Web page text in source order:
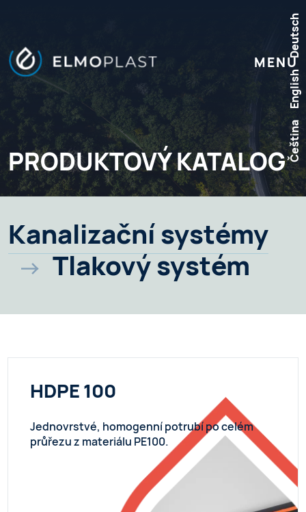
MENU
PRODUKTOVÝ KATALOGČeština
English
Deutsch
Kanalizační systémy
Tlakový systém
HDPE 100
Jednovrstvé, homogenní potrubí po celém
průřezu z materiálu PE100.